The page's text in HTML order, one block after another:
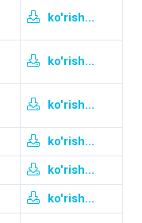
ko'rish...
ko'rish...
ko'rish...
ko'rish...
ko'rish...
ko'rish...